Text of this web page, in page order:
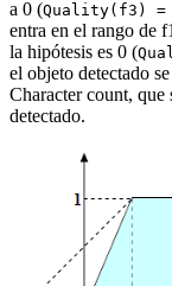
a 0 (Quality(f3)
entra en el rango de
la hipótesis es 0 (
el objeto detectado
Character count, que
detectado.